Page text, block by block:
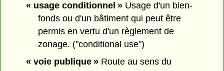
« usage conditionnel »Usage d'un bien-
fonds ou d'un bâtiment qui peut être
permis en vertu d'un règlement de
zonage. ("conditional use")
« voie publique »Route au sens du